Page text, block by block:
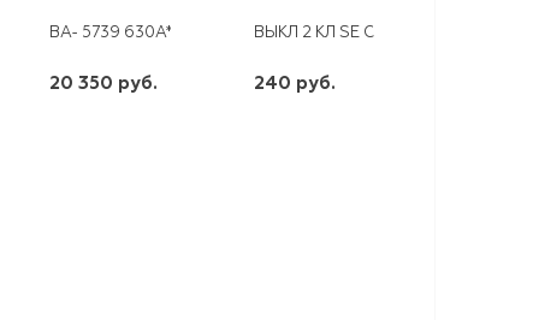
БЕЖЕВЫЙ ЭРА
TV ПАПА- F-РАЗЪЕМ)
ВА- 5739 630А*
20 350 руб.
ВЫКЛ 2 КЛ SE СУ GLOSSA 10А
240 руб.